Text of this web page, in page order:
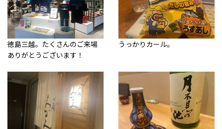
徳島三越。たくさんのご来場
ありがとうございます！
うっかりカール。